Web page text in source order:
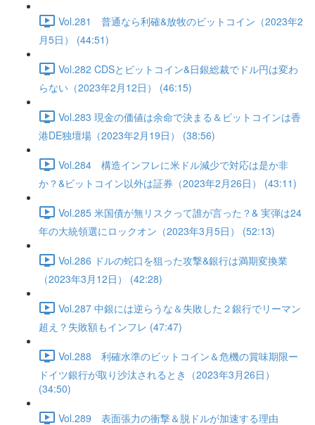
Vol.281 普通なら利確&放牧のビットコイン（2023年2
月5日） (44:51)
Vol.282 CDSとビットコイン&日銀総裁でドル円は変わ
らない（2023年2月12日） (46:15)
Vol.283 現金の価値は余命で決まる＆ビットコインは香
港DE独壇場（2023年2月19日） (38:56)
Vol.284 構造インフレに米ドル減少で対応は是か非
か？&ビットコイン以外は証券（2023年2月26日） (43:11)
Vol.285 米国債が無リスクって誰が言った？& 実弾は24
年の大統領選にロックオン（2023年3月5日） (52:13)
Vol.286 ドルの蛇口を狙った攻撃&銀行は満期変換業
（2023年3月12日） (42:28)
Vol.287 中銀には逆らうな＆失敗した２銀行でリーマン
超え？失敗額もインフレ (47:47)
Vol.288 利確水準のビットコイン＆危機の賞味期限ー
ドイツ銀行が取り沙汰されるとき（2023年3月26日）
(34:50)
Vol.289 表面張力の衝撃＆脱ドルが加速する理由